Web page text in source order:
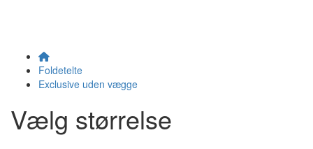
Foldetelte
Exclusive uden vægge
Vælg størrelse